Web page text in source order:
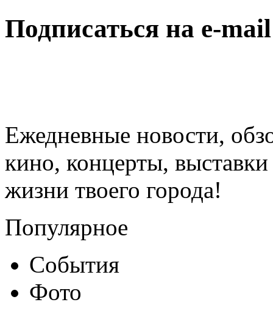
Подписаться на e-
Ежедневные новости,
кино, концерты,
жизни твоего города!
Популярное
События
Фото